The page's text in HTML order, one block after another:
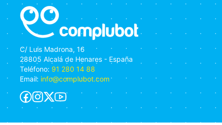
C/ Luis Madrona, 16
28805 Alcalá de Henares - España
Teléfono: 91 280 14 88
Email: info@complubot.com